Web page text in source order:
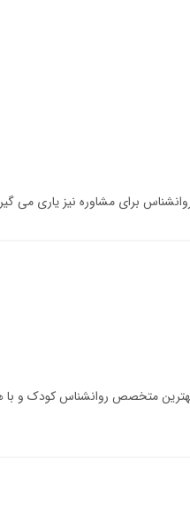
برای مشاوره نیز یاری می
متخصص روانشناس کودک و با